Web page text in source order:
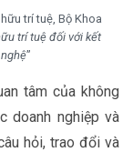
trí tuệ, Bộ Khoa
trí tuệ đối với kết
”
tâm của không
doanh nghiệp và
hỏi, trao đổi và